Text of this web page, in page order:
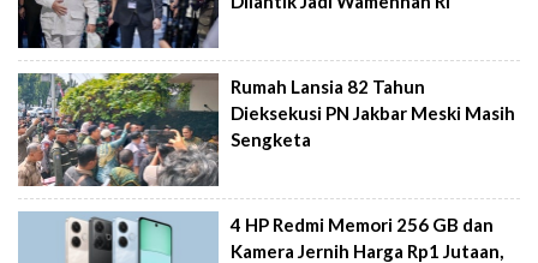
Rumah Lansia 82 Tahun
Dieksekusi PN Jakbar Meski Masih
Sengketa
4 HP Redmi Memori 256 GB dan
Kamera Jernih Harga Rp1 Jutaan,